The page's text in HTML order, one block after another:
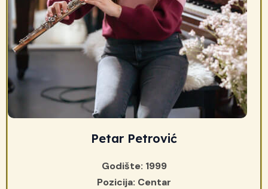
Petar Petrović
Godište: 1999
Pozicija: Centar